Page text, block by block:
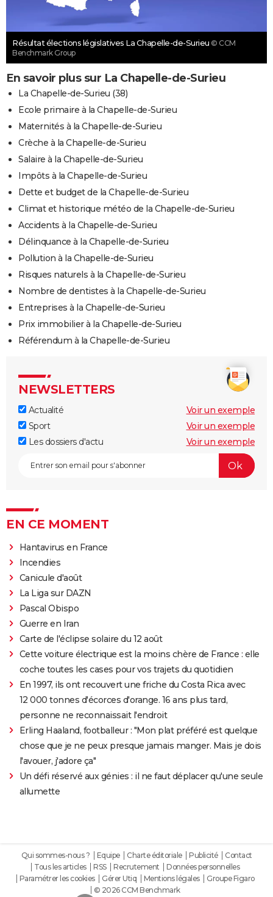
Résultat élections législatives La Chapelle-de-Surieu © CCM
Benchmark Group
En savoir plus sur La Chapelle-de-Surieu
La Chapelle-de-Surieu (38)
Ecole primaire à la Chapelle-de-Surieu
Maternités à la Chapelle-de-Surieu
Crèche à la Chapelle-de-Surieu
Salaire à la Chapelle-de-Surieu
Impôts à la Chapelle-de-Surieu
Dette et budget de la Chapelle-de-Surieu
Climat et historique météo de la Chapelle-de-Surieu
Accidents à la Chapelle-de-Surieu
Délinquance à la Chapelle-de-Surieu
Pollution à la Chapelle-de-Surieu
Risques naturels à la Chapelle-de-Surieu
Nombre de dentistes à la Chapelle-de-Surieu
Entreprises à la Chapelle-de-Surieu
Prix immobilier à la Chapelle-de-Surieu
Référendum à la Chapelle-de-Surieu
NEWSLETTERS
Actualité
Voir un exemple
Sport
Voir un exemple
Les dossiers d'actu
Voir un exemple
EN CE MOMENT
Hantavirus en France
Incendies
Canicule d'août
La Liga sur DAZN
Pascal Obispo
Guerre en Iran
Carte de l'éclipse solaire du 12 août
Cette voiture électrique est la moins chère de France : elle
coche toutes les cases pour vos trajets du quotidien
En 1997, ils ont recouvert une friche du Costa Rica avec
12 000 tonnes d'écorces d'orange. 16 ans plus tard,
personne ne reconnaissait l'endroit
Erling Haaland, footballeur : "Mon plat préféré est quelque
chose que je ne peux presque jamais manger. Mais je dois
l'avouer, j'adore ça"
Un défi réservé aux génies : il ne faut déplacer qu'une seule
allumette
Qui sommes-nous ? Equipe Charte éditoriale Publicité
Contact
Tous les articles
RSS Recrutement
Données personnelles
Paramétrer les cookies
Gérer Utiq Mentions légales
Groupe Figaro
© 2026 CCM Benchmark